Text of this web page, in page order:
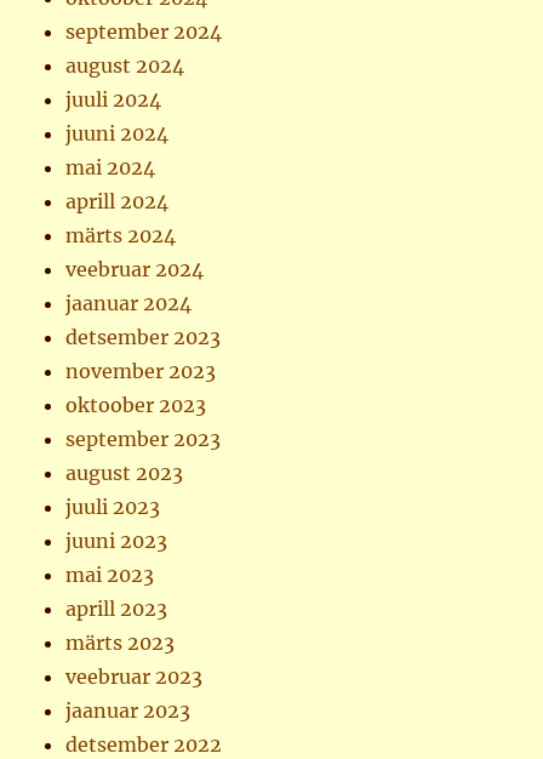
september 2024
august 2024
juuli 2024
juuni 2024
mai 2024
aprill 2024
märts 2024
veebruar 2024
jaanuar 2024
detsember 2023
november 2023
oktoober 2023
september 2023
august 2023
juuli 2023
juuni 2023
mai 2023
aprill 2023
märts 2023
veebruar 2023
jaanuar 2023
detsember 2022